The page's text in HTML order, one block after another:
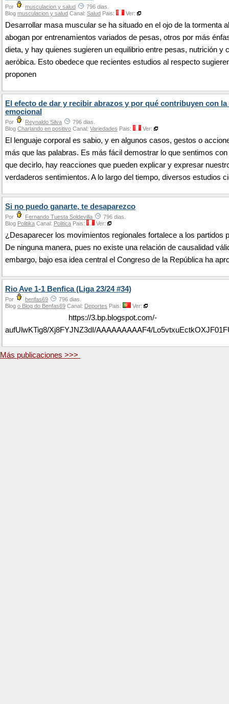
Por musculacion y salud
796 dias.
Blog musculacion y salud Canal: Salud Pais: Ver:
Desarrollar masa muscular se ha situado en el ojo de la tormenta
abogan por entrenamientos variados de pesas, otros por más
dieta, y hay quienes sugieren un equilibrio entre pesas, nutrición y
aeróbica. Esto obedece que recientes estudios al respecto
proponen
El efecto de dar y recibir abrazos y por qué contribuyen con la
emocional
Por Reynaldo Silva
796 dias.
Blog Charlando en positivo Canal: Variedades Pais: Ver:
El lenguaje corporal es sabio, y en algunos casos, gestos o
más que las palabras. Es más fácil demostrar lo que sentimos
que decirlo, hay reacciones que pueden explicar y expresar
verdaderos sentimientos. A lo largo del tiempo, diversos estudios
Si no puedo ganarte, te desaparezco
Por Fernando Tuesta Soldevilla
796 dias.
Blog Politika Canal: Politica Pais: Ver:
¿Desaparecer los movimientos regionales fortalece a los partidos
De ninguna manera, pues no existe una relación de causalidad
embargo, bajo esa idea central el Congreso de la República ha
Rio Ave 1-1 Benfica (Liga 23/24 #34)
Por benfas69
796 dias.
Blog o Blog do Benfas69 Canal: Deportes Pais: Ver:
https://3.bp.blogspot.com/-
aufUlwKTig8/Xj8FYJNZ3dI/AAAAAAAAAF4/
Más publicaciones >>>